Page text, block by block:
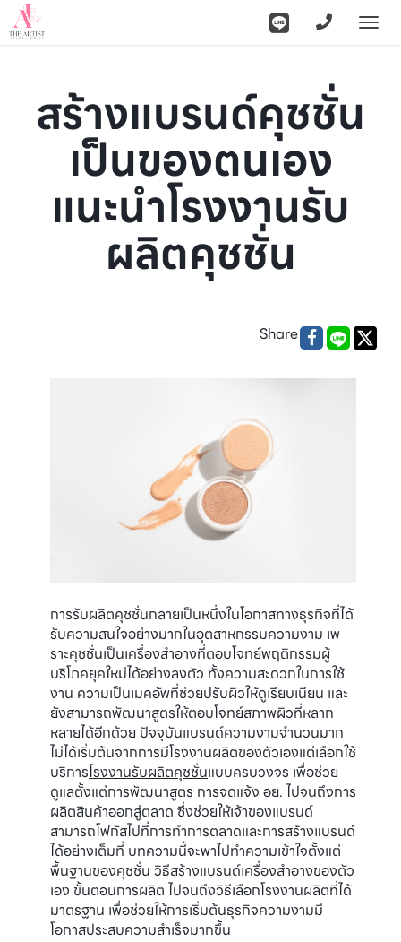
สร้างแบรนด์คุชชั่น
เป็นของตนเอง
แนะนำโรงงานรับ
ผลิตคุชชั่น
Share
การรับผลิตคุชชั่นกลายเป็นหนึ่งในโอกาสทางธุรกิจที่ได้
รับความสนใจอย่างมากในอุตสาหกรรมความงาม เพ
ราะคุชชั่นเป็นเครื่องสำอางที่ตอบโจทย์พฤติกรรมผู้
บริโภคยุคใหม่ได้อย่างลงตัว ทั้งความสะดวกในการใช้
งาน ความเป็นเมคอัพที่ช่วยปรับผิวให้ดูเรียบเนียน และ
ยังสามารถพัฒนาสูตรให้ตอบโจทย์สภาพผิวที่หลาก
หลายได้อีกด้วย ปัจจุบันแบรนด์ความงามจำนวนมาก
ไม่ได้เริ่มต้นจากการมีโรงงานผลิตของตัวเองแต่เลือกใช้
บริการโรงงานรับผลิตคุชชั่นแบบครบวงจร เพื่อช่วย
ดูแลตั้งแต่การพัฒนาสูตร การจดแจ้ง อย. ไปจนถึงการ
ผลิตสินค้าออกสู่ตลาด ซึ่งช่วยให้เจ้าของแบรนด์
สามารถโฟกัสไปที่การทำการตลาดและการสร้างแบรนด์
ได้อย่างเต็มที่ บทความนี้จะพาไปทำความเข้าใจตั้งแต่
พื้นฐานของคุชชั่น วิธีสร้างแบรนด์เครื่องสำอางของตัว
เอง ขั้นตอนการผลิต ไปจนถึงวิธีเลือกโรงงานผลิตที่ได้
มาตรฐาน เพื่อช่วยให้การเริ่มต้นธุรกิจความงามมี
โอกาสประสบความสำเร็จมากขึ้น